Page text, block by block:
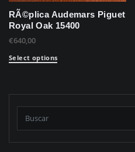
RÃ©plica Audemars Piguet
Royal Oak 15400
€640,00
Select options